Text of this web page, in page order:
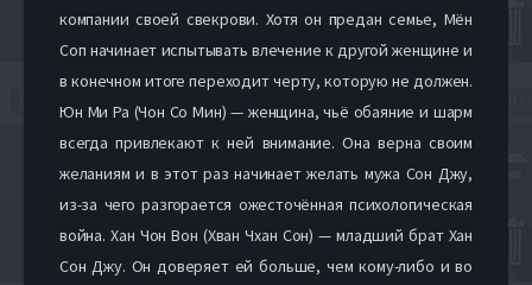
компании своей свекрови. Хотя он предан семье, Мён
Соп начинает испытывать влечение к другой женщине и
в конечном итоге переходит черту, которую не должен.
Юн Ми Ра (Чон Со Мин) — женщина, чьё обаяние и шарм
всегда привлекают к ней внимание. Она верна своим
желаниям и в этот раз начинает желать мужа Сон Джу,
из-за чего разгорается ожесточённая психологическая
война. Хан Чон Вон (Хван Чхан Сон) — младший брат Хан
Сон Джу. Он доверяет ей больше, чем кому-либо и во